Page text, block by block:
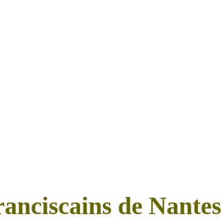
de Nantes